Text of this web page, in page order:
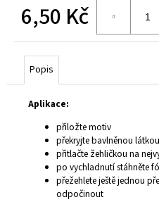
6,50 Kč
Popis
Aplikace:
přiložte motiv
překryjte bavlněnou látkou
přitlačte žehličkou na
po vychladnutí stáhněte
přežehlete ještě jednou
odpočinout
m
e